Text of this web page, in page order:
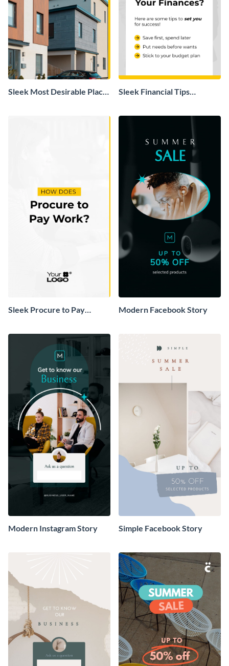
Sleek Most Desirable Place
Sleek Financial Tips
Sleek Procure to Pay
Modern Facebook Story
Modern Instagram Story Simple Facebook Story